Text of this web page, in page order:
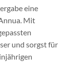
eine
Mit
und sorgst für